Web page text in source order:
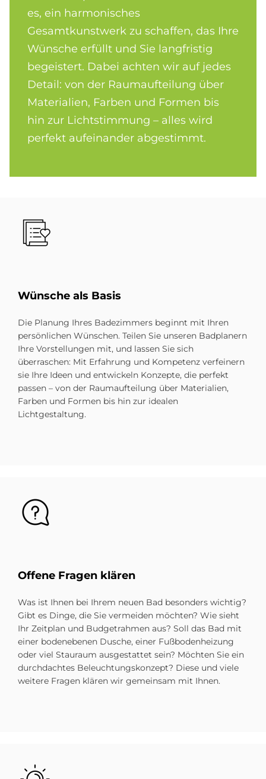
es, ein harmonisches
Gesamtkunstwerk zu schaffen, das Ihre
Wünsche erfüllt und Sie langfristig
begeistert. Dabei achten wir auf jedes
Detail: von der Raumaufteilung über
Materialien, Farben und Formen bis
hin zur Lichtstimmung – alles wird
perfekt aufeinander abgestimmt.
Bild
Wün­sche als Ba­sis
Die Planung Ihres Badezimmers beginnt mit Ihren
persönlichen Wünschen. Teilen Sie unseren Badplanern
Ihre Vorstellungen mit, und lassen Sie sich
überraschen: Mit Erfahrung und Kompetenz verfeinern
sie Ihre Ideen und entwickeln Konzepte, die perfekt
passen – von der Raumaufteilung über Materialien,
Farben und Formen bis hin zur idealen
Lichtgestaltung.
Bild
Of­fe­ne Fra­gen klä­ren
Was ist Ihnen bei Ihrem neuen Bad besonders wichtig?
Gibt es Dinge, die Sie vermeiden möchten? Wie sieht
Ihr Zeitplan und Budgetrahmen aus? Soll das Bad mit
einer bodenebenen Dusche, einer Fußbodenheizung
oder viel Stauraum ausgestattet sein? Möchten Sie ein
durchdachtes Beleuchtungskonzept? Diese und viele
weitere Fragen klären wir gemeinsam mit Ihnen.
Bild